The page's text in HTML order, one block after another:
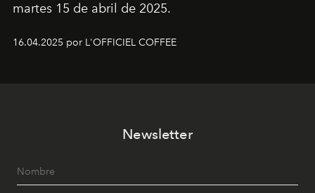
martes 15 de abril de 2025.
16.04.2025 por L'OFFICIEL COFFEE
Newsletter